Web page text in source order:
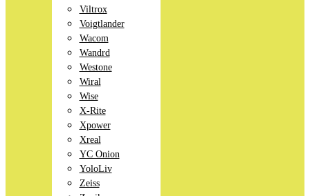
Viltrox
Voigtlander
Wacom
Wandrd
Westone
Wiral
Wise
X-Rite
Xpower
Xreal
YC Onion
YoloLiv
Zeiss